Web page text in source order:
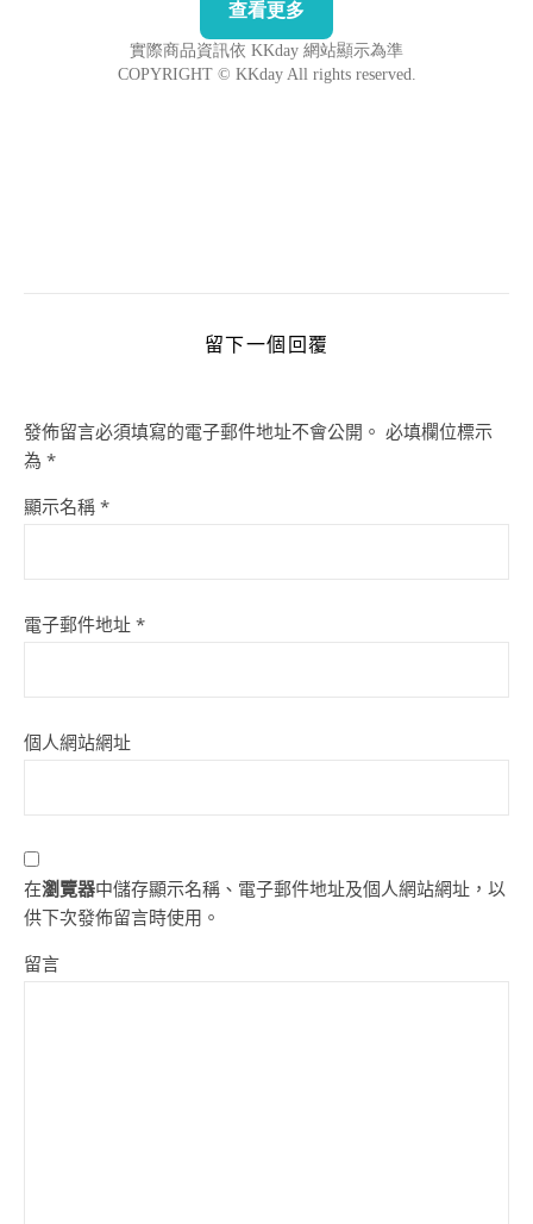
留下一個回覆
發佈留言必須填寫的電子郵件地址不會公開。 必填欄位標示
為 *
顯示名稱 *
電子郵件地址 *
個人網站網址
在瀏覽器中儲存顯示名稱、電子郵件地址及個人網站網址，以
供下次發佈留言時使用。
留言